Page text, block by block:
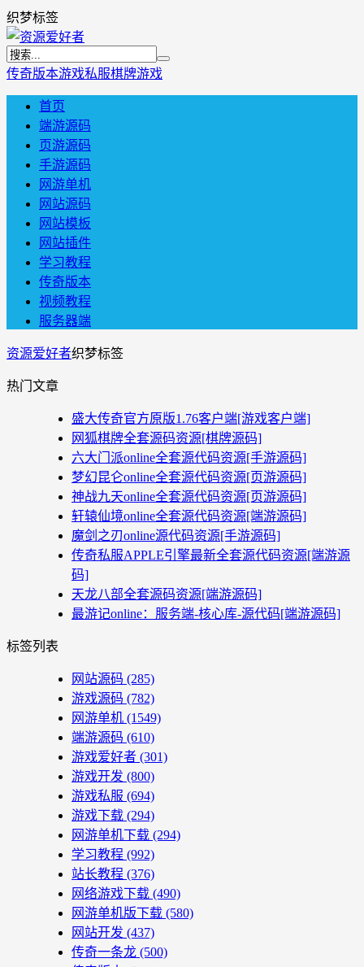
织梦标签
传奇版本游戏私服棋牌游戏
首页
端游源码
页游源码
手游源码
网游单机
网站源码
网站模板
网站插件
学习教程
传奇版本
视频教程
服务器端
资源爱好者织梦标签
热门文章
盛大传奇官方原版1.76客户端[游戏客户端]
网狐棋牌全套源码资源[棋牌源码]
六大门派online全套源代码资源[手游源码]
梦幻昆仑online全套源代码资源[页游源码]
神战九天online全套源代码资源[页游源码]
轩辕仙境online全套源代码资源[端游源码]
魔剑之刃online源代码资源[手游源码]
传奇私服APPLE引擎最新全套源代码资源[端游源
码]
天龙八部全套源码资源[端游源码]
最游记online：服务端-核心库-源代码[端游源码]
标签列表
网站源码 (285)
游戏源码 (782)
网游单机 (1549)
端游源码 (610)
游戏爱好者 (301)
游戏开发 (800)
游戏私服 (694)
游戏下载 (294)
网游单机下载 (294)
学习教程 (992)
站长教程 (376)
网络游戏下载 (490)
网游单机版下载 (580)
网站开发 (437)
传奇一条龙 (500)